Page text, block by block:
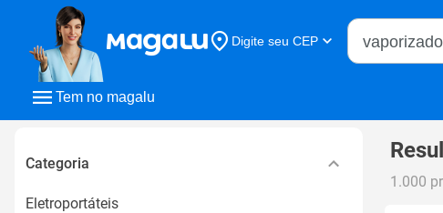
Tem no magalu
Digite seu CEP
Buscar no
Categoria
Eletroportáteis
1.000